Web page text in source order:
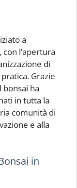
a
l’apertura
di
Grazie
bonsai ha
in tutta la
comunità di
e alla
in